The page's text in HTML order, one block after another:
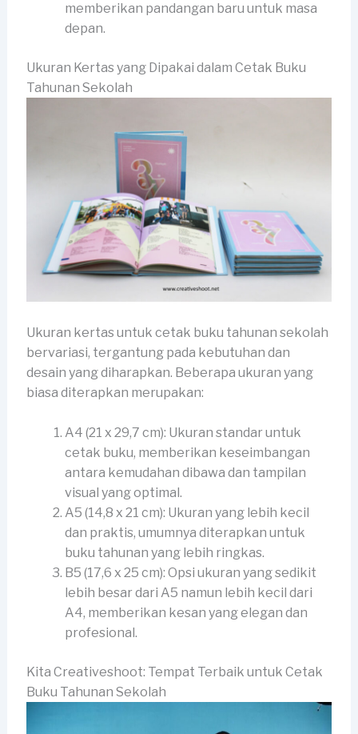
memberikan pandangan baru untuk masa
depan.
Ukuran Kertas yang Dipakai dalam Cetak Buku
Tahunan Sekolah
Ukuran kertas untuk cetak buku tahunan sekolah
bervariasi, tergantung pada kebutuhan dan
desain yang diharapkan. Beberapa ukuran yang
biasa diterapkan merupakan:
A4 (21 x 29,7 cm): Ukuran standar untuk
cetak buku, memberikan keseimbangan
antara kemudahan dibawa dan tampilan
visual yang optimal.
A5 (14,8 x 21 cm): Ukuran yang lebih kecil
dan praktis, umumnya diterapkan untuk
buku tahunan yang lebih ringkas.
B5 (17,6 x 25 cm): Opsi ukuran yang sedikit
lebih besar dari A5 namun lebih kecil dari
A4, memberikan kesan yang elegan dan
profesional.
Kita Creativeshoot: Tempat Terbaik untuk Cetak
Buku Tahunan Sekolah